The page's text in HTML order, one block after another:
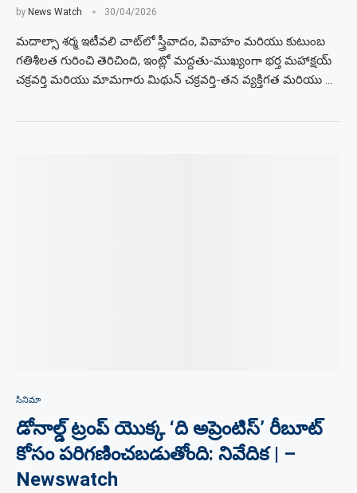
by News Watch 30/04/2026
మదాల్సా శర్మ ఇటీవలి చాట్‌లో స్త్రీవాదం, వివాహం మరియు కుటుంబ
గతిశీలత గురించి తెరిచింది, ఇంట్లో మద్దతు-ముఖ్యంగా భర్త మహాక్షయ్
చక్రవర్తి మరియు మామగారు మిథున్ చక్రవర్తి-తన వ్యక్తిగత మరియు …
సినిమా
డోనాల్డ్ ట్రంప్ యొక్క ‘ది అప్రెంటిస్’ రీబూట్
కోసం పరిగణించబడుతోంది: నివేదిక | –
Newswatch